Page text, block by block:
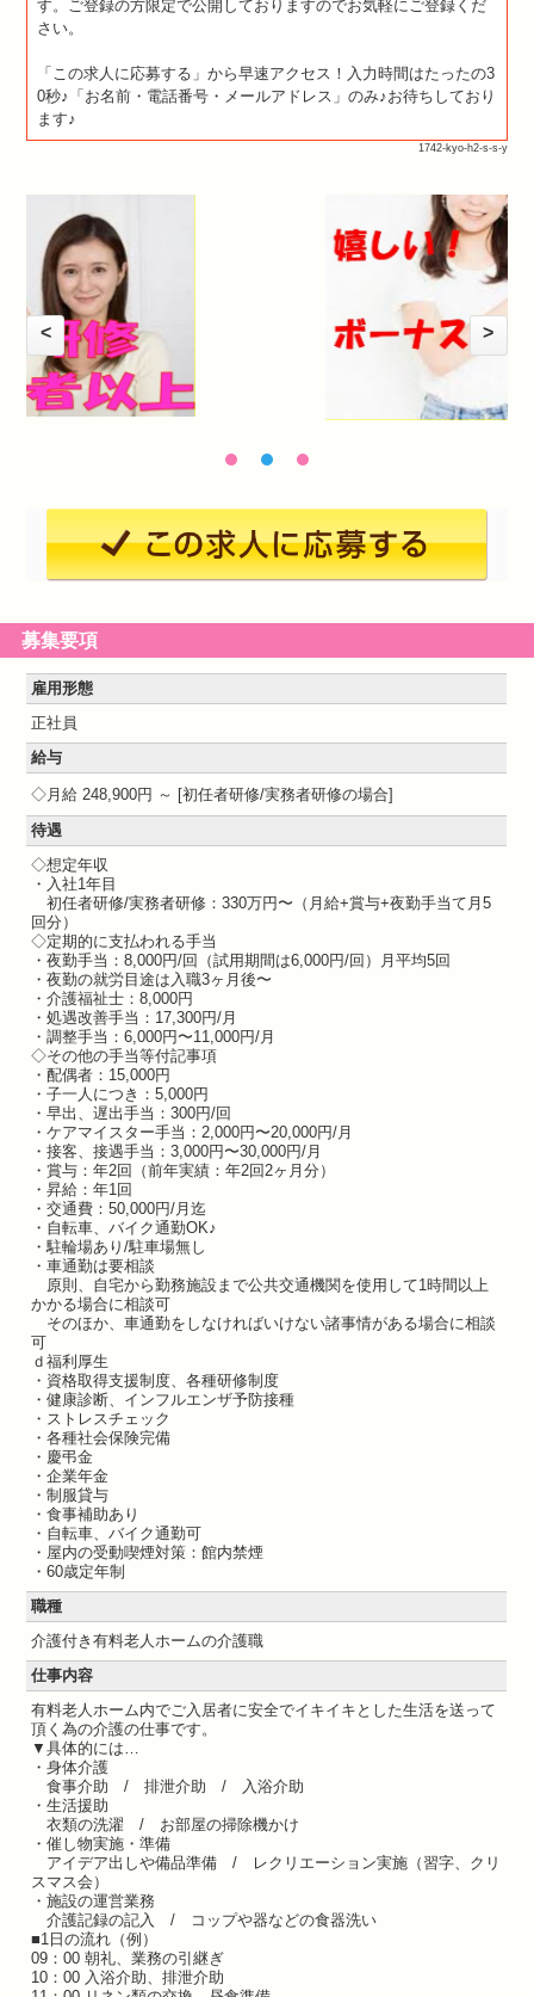
す。ご登録の方限定で公開しておりますのでお気軽にご登録くだ
さい。
「この求人に応募する」から早速アクセス！入力時間はたったの3
0秒♪「お名前・電話番号・メールアドレス」のみ♪お待ちしており
ます♪
1742-kyo-h2-s-s-y
< >
募集要項
雇用形態
正社員
給与
月給 248,900円 ～
初任者研修/実務者研修の場合
待遇
◇想定年収
・入社1年目
初任者研修/実務者研修：330万円〜（月給+賞与+夜勤手当て月5
回分）
◇定期的に支払われる手当
・夜勤手当：8,000円/回（試用期間は6,000円/回）月平均5回
・夜勤の就労目途は入職3ヶ月後〜
・介護福祉士：8,000円
・処遇改善手当：17,300円/月
・調整手当：6,000円〜11,000円/月
◇その他の手当等付記事項
・配偶者：15,000円
・子一人につき：5,000円
・早出、遅出手当：300円/回
・ケアマイスター手当：2,000円〜20,000円/月
・接客、接遇手当：3,000円〜30,000円/月
・賞与：年2回（前年実績：年2回2ヶ月分）
・昇給：年1回
・交通費：50,000円/月迄
・自転車、バイク通勤OK♪
・駐輪場あり/駐車場無し
・車通勤は要相談
原則、自宅から勤務施設まで公共交通機関を使用して1時間以上
かかる場合に相談可
そのほか、車通勤をしなければいけない諸事情がある場合に相談
可
ｄ福利厚生
・資格取得支援制度、各種研修制度
・健康診断、インフルエンザ予防接種
・ストレスチェック
・各種社会保険完備
・慶弔金
・企業年金
・制服貸与
・食事補助あり
・自転車、バイク通勤可
・屋内の受動喫煙対策：館内禁煙
・60歳定年制
職種
介護付き有料老人ホームの介護職
仕事内容
有料老人ホーム内でご入居者に安全でイキイキとした生活を送って
頂く為の介護の仕事です。
▼具体的には…
・身体介護
食事介助 / 排泄介助 / 入浴介助
・生活援助
衣類の洗濯 / お部屋の掃除機かけ
・催し物実施・準備
アイデア出しや備品準備 / レクリエーション実施（習字、クリ
スマス会）
・施設の運営業務
介護記録の記入 / コップや器などの食器洗い
■1日の流れ（例）
09：00 朝礼、業務の引継ぎ
10：00 入浴介助、排泄介助